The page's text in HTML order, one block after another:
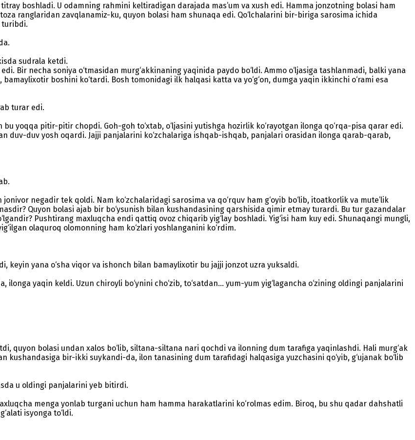
boshladi. U odamning rahmini keltiradigan darajada mas’um va xush edi. Hamma jonzotning bolasi ham
ranglaridan zavqlanamiz-ku, quyon bolasi ham shunaqa edi. Qo‘lchalarini bir-biriga sarosima ichida
turibdi.
sudrala ketdi.
Bir necha soniya o‘tmasidan murg‘akkinaning yaqinida paydo bo‘ldi. Ammo o‘ljasiga tashlanmadi, balki yana
boshini ko‘tardi. Bosh tomonidagi ilk halqasi katta va yo‘g‘on, dumga yaqin ikkinchi o‘rami esa
turar edi.
yoqqa pitir-pitir chopdi. Goh-goh to‘xtab, o‘ljasini yutishga hozirlik ko‘rayotgan ilonga qo‘rqa-pisa qarar edi.
duv-duv yosh oqardi. Jajji panjalarini ko‘zchalariga ishqab-ishqab, panjalari orasidan ilonga qarab-qarab,
negadir tek qoldi. Nam ko‘zchalaridagi sarosima va qo‘rquv ham g‘oyib bo‘lib, itoatkorlik va mute’lik
Quyon bolasi ajab bir bo‘ysunish bilan kushandasining qarshisida qimir etmay turardi. Bu tur gazandalar
Pushtirang maxluqcha endi qattiq ovoz chiqarib yig‘lay boshladi. Yig‘isi ham kuy edi. Shunaqangi mungli,
olaquroq olomonning ham ko‘zlari yoshlanganini ko‘rdim.
keyin yana o‘sha viqor va ishonch bilan bamaylixotir bu jajji jonzot uzra yuksaldi.
yaqin keldi. Uzun chiroyli bo‘ynini cho‘zib, to‘satdan... yum-yum yig‘lagancha o‘zining oldingi panjalarini
quyon bolasi undan xalos bo‘lib, siltana-siltana nari qochdi va ilonning dum tarafiga yaqinlashdi. Hali murg‘ak
bir-ikki suykandi-da, ilon tanasining dum tarafidagi halqasiga yuzchasini qo‘yib, g‘ujanak bo‘lib
u oldingi panjalarini yeb bitirdi.
menga yonlab turgani uchun ham hamma harakatlarini ko‘rolmas edim. Biroq, bu shu qadar dahshatli
isyonga to‘ldi.